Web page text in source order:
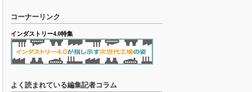
コーナーリンク
インダストリー4.0特集
よく読まれている編集記者コラム